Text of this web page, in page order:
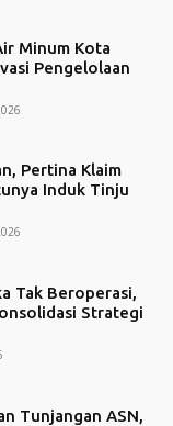
Minum Kota
Pengelolaan
Pertina Klaim
Induk Tinju
Tak Beroperasi,
Strategi
Tunjangan ASN,